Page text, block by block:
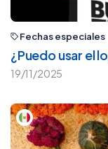
Fechas especiales
¿Puedo usar el
19/11/2025